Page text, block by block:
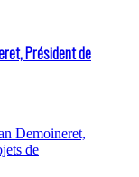
Président de